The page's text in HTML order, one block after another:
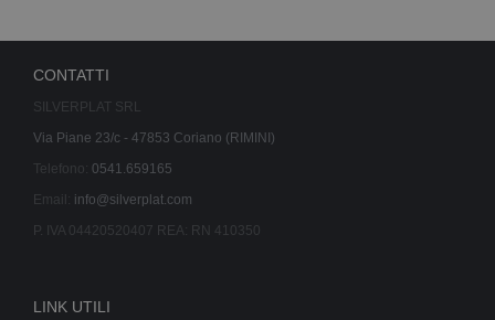
CONTATTI
SILVERPLAT SRL
Via Piane 23/c - 47853 Coriano (RIMINI)
Telefono: 0541.659165
Email: info@silverplat.com
P. IVA 04420520407 REA: RN 410350
LINK UTILI